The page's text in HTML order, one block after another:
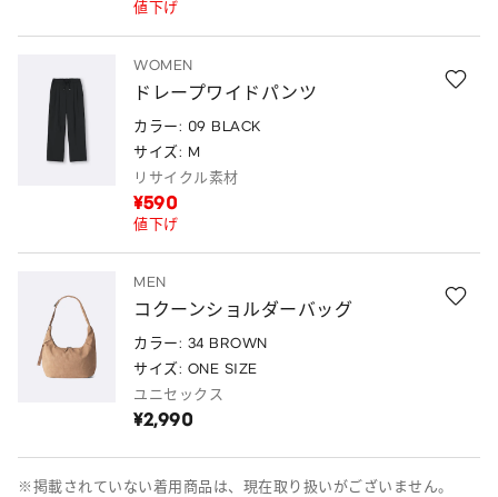
値下げ
WOMEN
ドレープワイドパンツ
カラー: 09 BLACK
サイズ: M
リサイクル素材
¥590
値下げ
MEN
コクーンショルダーバッグ
カラー: 34 BROWN
サイズ: ONE SIZE
ユニセックス
¥2,990
※掲載されていない着用商品は、現在取り扱いがございません。